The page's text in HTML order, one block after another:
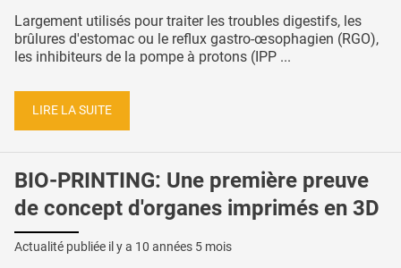
Largement utilisés pour traiter les troubles digestifs, les
brûlures d'estomac ou le reflux gastro-œsophagien (RGO),
les inhibiteurs de la pompe à protons (IPP ...
LIRE LA SUITE
BIO-PRINTING: Une première preuve
de concept d'organes imprimés en 3D
Actualité publiée il y a 10 années 5 mois